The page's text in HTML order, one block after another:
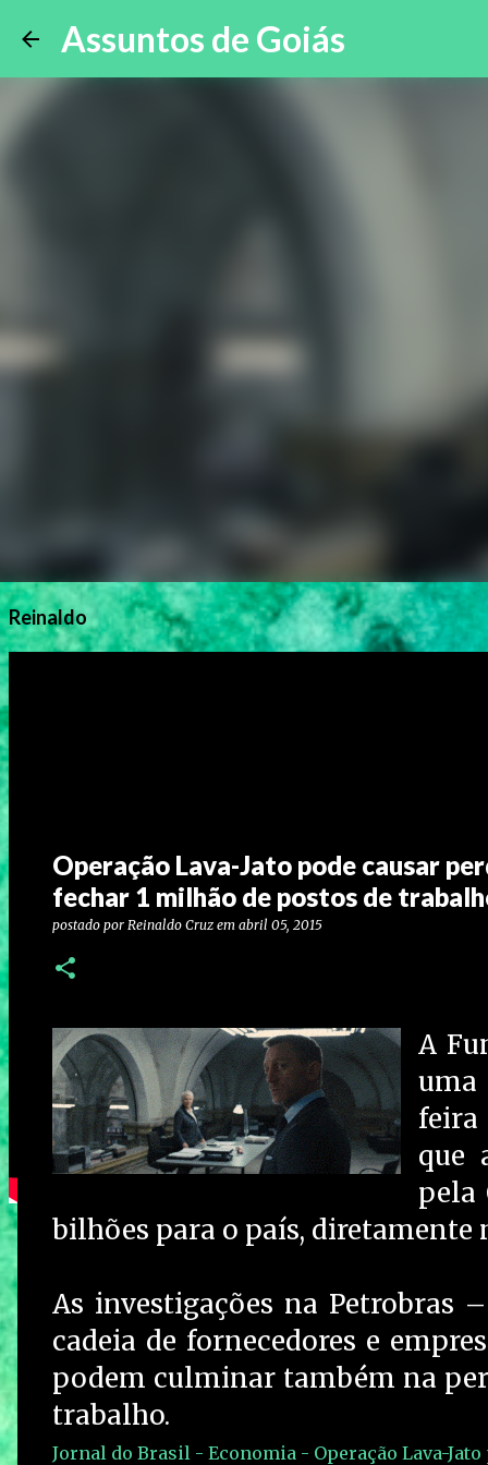
Assuntos de Goiás
Reinaldo
Operação Lava-Jato pode causar
fechar 1 milhão de postos de
postado por Reinaldo Cruz em abril 05, 2015
A
que
pela
bilhões para o país, diretamente
As investigações na Petrobras
cadeia de fornecedores e
podem culminar também na
trabalho.
Jornal do Brasil - Economia - Operação Lava-